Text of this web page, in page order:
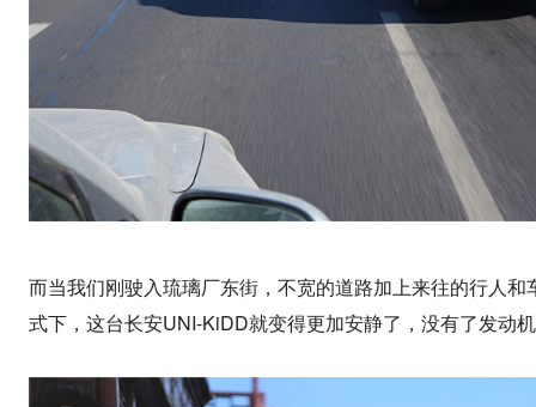
而当我们刚驶入琉璃厂东街，不宽的道路加上来往的行人
式下，这台长安UNI-KiDD就变得更加安静了，没有了发动